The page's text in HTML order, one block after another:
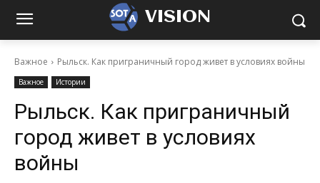
VISION
Важное Рыльск. Как приграничный город живет в условиях войны
Важное Истории
Рыльск. Как приграничный
город живет в условиях
войны